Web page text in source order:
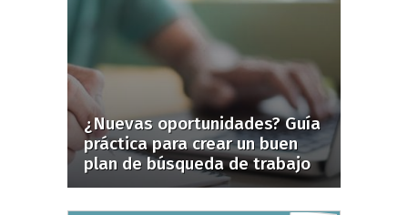
¿Nuevas oportunidades? Guía
práctica para crear un buen
plan de búsqueda de trabajo